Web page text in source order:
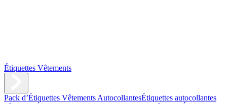
Étiquettes Vêtements
Pack d’Étiquettes Vêtements AutocollantesÉtiquettes autocollantes